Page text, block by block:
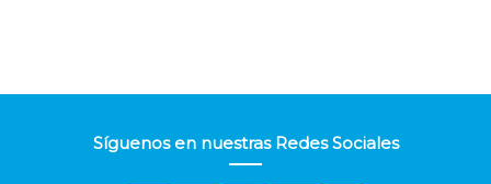
Síguenos en nuestras Redes Sociales